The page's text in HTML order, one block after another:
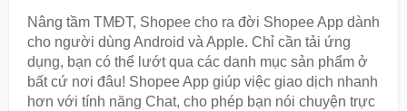
Nâng tầm TMĐT, Shopee cho ra đời Shopee App dành
cho người dùng Android và Apple. Chỉ cần tải ứng
dụng, bạn có thể lướt qua các danh mục sản phẩm ở
bất cứ nơi đâu! Shopee App giúp việc giao dịch nhanh
hơn với tính năng Chat, cho phép bạn nói chuyện trực